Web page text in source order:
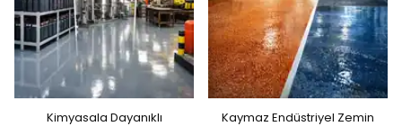
Kimyasala Dayanıklı
Kaymaz Endüstriyel Zemin